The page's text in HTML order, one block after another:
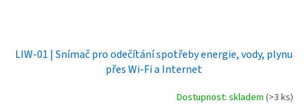
LIW-01 | Snímač pro odečítání spotřeby energie, vody, plynu
přes Wi-Fi a Internet
Dostupnost: skladem (>3 ks)